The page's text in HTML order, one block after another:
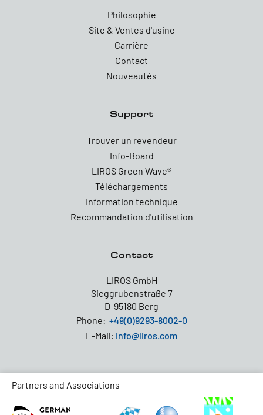
Philosophie
Site & Ventes d'usine
Carrière
Contact
Nouveautés
Support
Trouver un revendeur
Info-Board
LIROS Green Wave®
Téléchargements
Information technique
Recommandation d'utilisation
Contact
LIROS GmbH
Sieggrubenstraße 7
D-95180 Berg
Phone: +49(0)9293-8002-0
E-Mail: info@liros.com
Partners and Associations